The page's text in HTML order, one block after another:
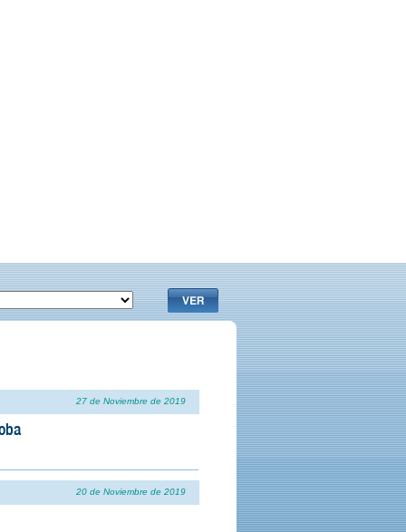
27 de Noviembre de 2019
20 de Noviembre de 2019